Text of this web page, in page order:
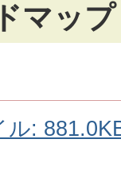
マップ
ル: